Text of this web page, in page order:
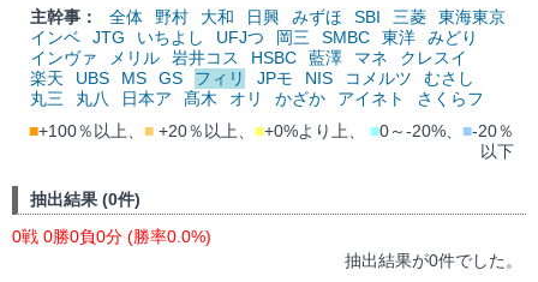
主幹事：
全体 野村 大和 日興 みずほ SBI 三菱
東海東京
インベ
JTG いちよし UFJつ 岡三 SMBC 東洋
みどり
インヴァ
メリル 岩井コス HSBC 藍澤 マネ
クレスイ
楽天
UBS MS GS フィリ JPモ NIS コメルツ
むさし
丸三
丸八 日本ア 髙木 オリ かざか アイネト
さくらフ
■+100％以上、 ■ +20％以上、 ■+0%より上、 ■0～-20%、 ■-20％
以下
抽出結果 (0件)
0戦 0勝0負0分 (勝率0.0%)
抽出結果が0件でした。